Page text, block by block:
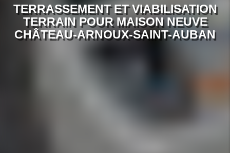
TERRASSEMENT ET VIABILISATION
TERRAIN POUR MAISON NEUVE
CHÂTEAU-ARNOUX-SAINT-AUBAN